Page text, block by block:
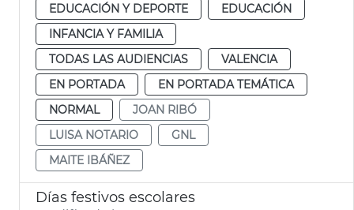
EDUCACIÓN Y DEPORTE
EDUCACIÓN
INFANCIA Y FAMILIA
TODAS LAS AUDIENCIAS
VALENCIA
EN PORTADA
EN PORTADA TEMÁTICA
NORMAL
JOAN RIBÓ
LUISA NOTARIO
GNL
MAITE IBÁÑEZ
Días festivos escolares